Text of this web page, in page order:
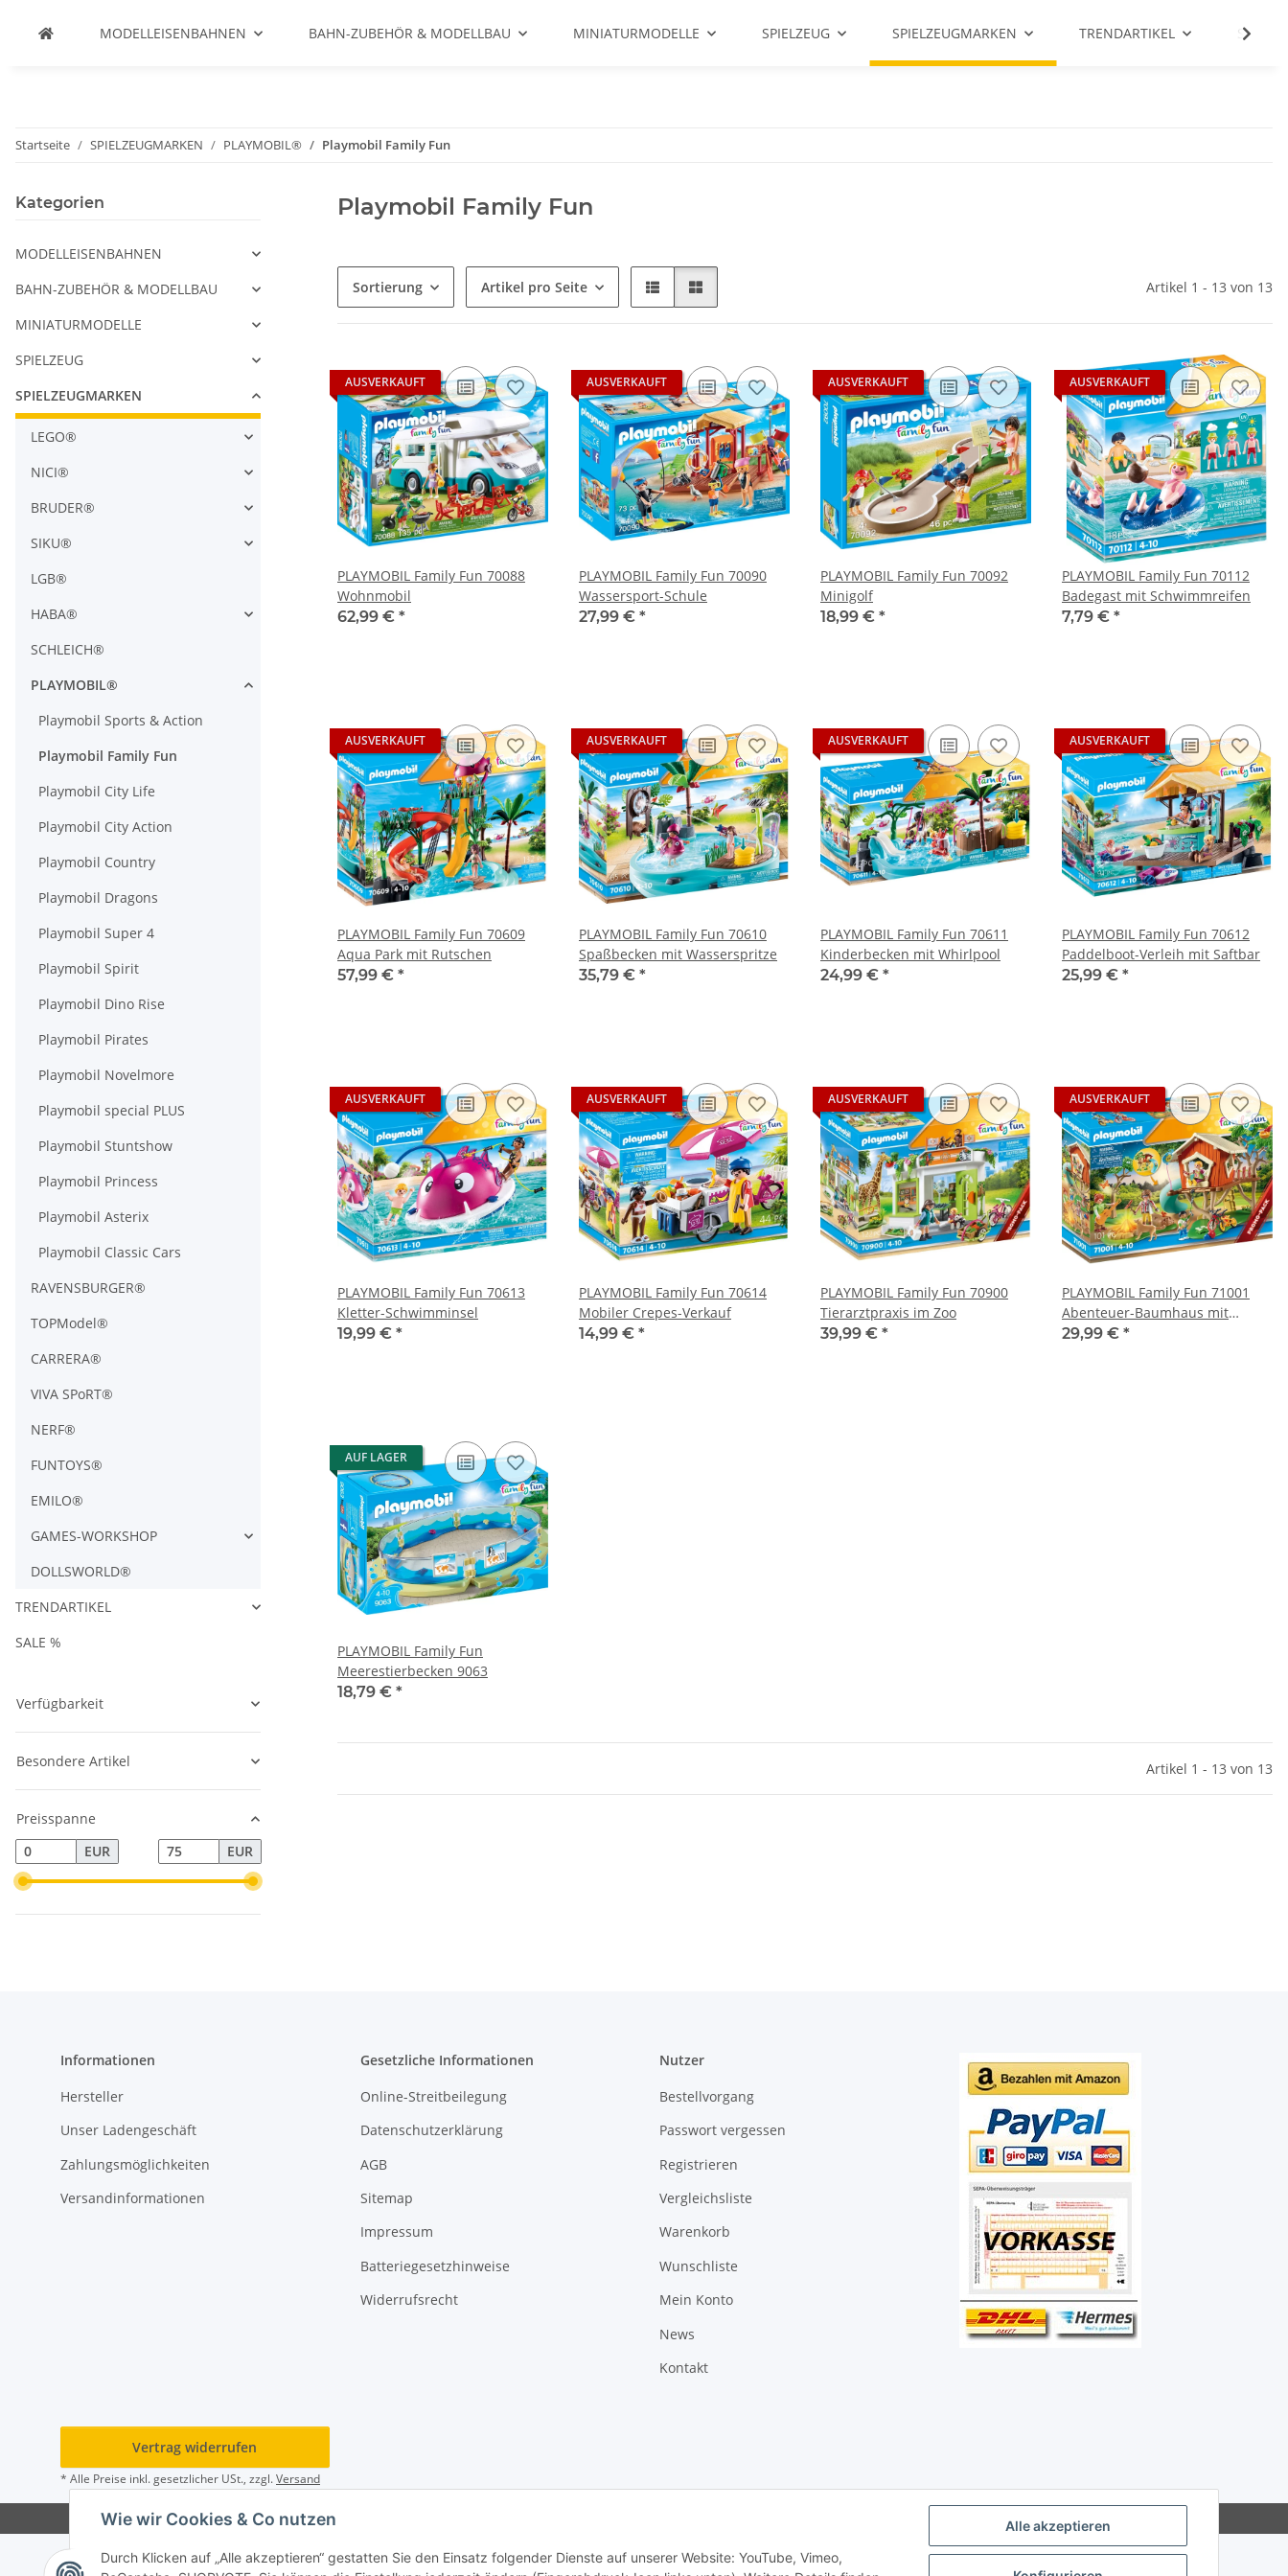
Alle akzeptieren
Wie wir Cookies & Co nutzen
Durch Klicken auf „Alle akzeptieren“ gestatten Sie den Einsatz folgender Dienste auf unserer Website: YouTube, Vimeo,
MODELLEISENBAHNEN BAHN-ZUBEHÖR & MODELLBAU MINIATURMODELLE SPIELZEUG SPIELZEUGMARKEN TRENDARTIKEL SALE %
Startseite SPIELZEUGMARKEN PLAYMOBIL® Playmobil Family Fun
Playmobil Family Fun
Sortierung Artikel pro Seite Artikel 1 - 13 von 13
AUSVERKAUFT
PLAYMOBIL Family Fun 70088
Wohnmobil
62,99 € *
AUSVERKAUFT
PLAYMOBIL Family Fun 70090
Wassersport-Schule
27,99 € *
AUSVERKAUFT
PLAYMOBIL Family Fun 70092
Minigolf
18,99 € *
AUSVERKAUFT
PLAYMOBIL Family Fun 70112
Badegast mit Schwimmreifen
7,79 € *
AUSVERKAUFT
PLAYMOBIL Family Fun 70609
Aqua Park mit Rutschen
57,99 € *
AUSVERKAUFT
PLAYMOBIL Family Fun 70610
Spaßbecken mit Wasserspritze
35,79 € *
AUSVERKAUFT
PLAYMOBIL Family Fun 70611
Kinderbecken mit Whirlpool
24,99 € *
AUSVERKAUFT
PLAYMOBIL Family Fun 70612
Paddelboot-Verleih mit Saftbar
25,99 € *
AUSVERKAUFT
PLAYMOBIL Family Fun 70613
Kletter-Schwimminsel
19,99 € *
AUSVERKAUFT
PLAYMOBIL Family Fun 70614
Mobiler Crepes-Verkauf
14,99 € *
AUSVERKAUFT
PLAYMOBIL Family Fun 70900
Tierarztpraxis im Zoo
39,99 € *
AUSVERKAUFT
PLAYMOBIL Family Fun 71001
Abenteuer-Baumhaus mit
Rutsche
29,99 € *
AUF LAGER
PLAYMOBIL Family Fun
Meerestierbecken 9063
18,79 € *
Artikel 1 - 13 von 13
Kategorien
MODELLEISENBAHNEN
BAHN-ZUBEHÖR & MODELLBAU
MINIATURMODELLE
SPIELZEUG
SPIELZEUGMARKEN
LEGO®
NICI®
BRUDER®
SIKU®
LGB®
HABA®
SCHLEICH®
PLAYMOBIL®
Playmobil Sports & Action
Playmobil Family Fun
Playmobil City Life
Playmobil City Action
Playmobil Country
Playmobil Dragons
Playmobil Super 4
Playmobil Spirit
Playmobil Dino Rise
Playmobil Pirates
Playmobil Novelmore
Playmobil special PLUS
Playmobil Stuntshow
Playmobil Princess
Playmobil Asterix
Playmobil Classic Cars
RAVENSBURGER®
TOPModel®
CARRERA®
VIVA SPoRT®
NERF®
FUNTOYS®
EMILO®
GAMES-WORKSHOP
DOLLSWORLD®
TRENDARTIKEL
SALE %
Verfügbarkeit
Besondere Artikel
Preisspanne
EUR
EUR
Informationen
Hersteller
Unser Ladengeschäft
Zahlungsmöglichkeiten
Versandinformationen
Gesetzliche Informationen
Online-Streitbeilegung
Datenschutzerklärung
AGB
Sitemap
Impressum
Batteriegesetzhinweise
Widerrufsrecht
Nutzer
Bestellvorgang
Passwort vergessen
Registrieren
Vergleichsliste
Warenkorb
Wunschliste
Mein Konto
News
Kontakt
Vertrag widerrufen
* Alle Preise inkl. gesetzlicher USt., zzgl.Versand